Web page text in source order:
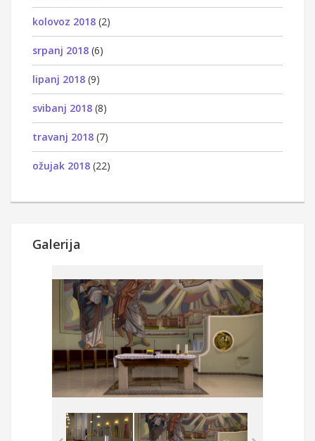
kolovoz 2018 (2)
srpanj 2018 (6)
lipanj 2018 (9)
svibanj 2018 (8)
travanj 2018 (7)
ožujak 2018 (22)
Galerija